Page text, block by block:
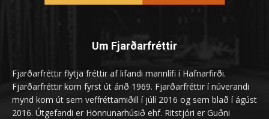
Um Fjarðarfréttir
Fjarðarfréttir flytja fréttir af lifandi mannlífi í Hafnarfirði.
Fjarðarfréttir kom fyrst út árið 1969. Fjarðarfréttir í núverandi
mynd kom út sem veffréttamiðill í júlí 2016 og sem blað í ágúst
2016. Útgefandi er Hönnunarhúsið ehf. Ritstjóri er Guðni